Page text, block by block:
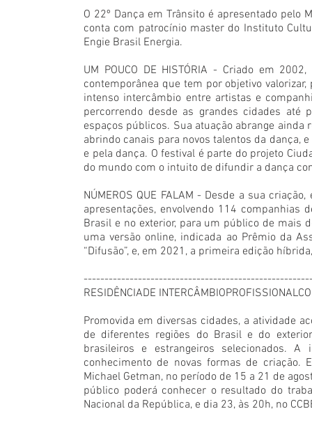
O 22º Dança em Trânsito é apresentado pelo
conta com patrocínio master do Instituto
Engie Brasil Energia.
UM POUCO DE HISTÓRIA - Criado em
contemporânea que tem por objetivo
intenso intercâmbio entre artistas e
percorrendo desde as grandes cidades até
espaços públicos. Sua atuação abrange
abrindo canais para novos talentos da dança,
e pela dança. O festival é parte do projeto
do mundo com o intuito de difundir a dança
NÚMEROS QUE FALAM - Desde a sua
apresentações, envolvendo 114
Brasil e no exterior, para um público de mais
uma versão online, indicada ao Prêmio da
“Difusão”, e, em 2021, a primeira edição
RESIDÊNCIADE
Promovida em diversas cidades, a atividade
de diferentes regiões do Brasil e do
brasileiros e estrangeiros selecionados.
conhecimento de novas formas de criação.
Michael Getman, no período de 15 a 21 de
público poderá conhecer o resultado do
Nacional da República, e dia 23, às 20h, no